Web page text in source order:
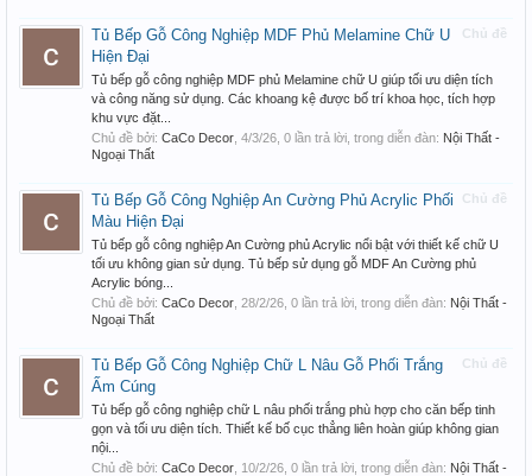
Chủ đề
Tủ Bếp Gỗ Công Nghiệp MDF Phủ Melamine Chữ U
Hiện Đại
Tủ bếp gỗ công nghiệp MDF phủ Melamine chữ U giúp tối ưu diện tích
và công năng sử dụng. Các khoang kệ được bố trí khoa học, tích hợp
khu vực đặt...
Chủ đề bởi: CaCo Decor 4/3/26 , 0 lần trả lời, trong diễn đàn: Nội Thất -
Ngoại Thất
Chủ đề
Tủ Bếp Gỗ Công Nghiệp An Cường Phủ Acrylic Phối
Màu Hiện Đại
Tủ bếp gỗ công nghiệp An Cường phủ Acrylic nổi bật với thiết kế chữ U
tối ưu không gian sử dụng. Tủ bếp sử dụng gỗ MDF An Cường phủ
Acrylic bóng...
Chủ đề bởi: CaCo Decor 28/2/26 , 0 lần trả lời, trong diễn đàn: Nội Thất -
Ngoại Thất
Chủ đề
Tủ Bếp Gỗ Công Nghiệp Chữ L Nâu Gỗ Phối Trắng
Ấm Cúng
Tủ bếp gỗ công nghiệp chữ L nâu phối trắng phù hợp cho căn bếp tinh
gọn và tối ưu diện tích. Thiết kế bố cục thẳng liên hoàn giúp không gian
nội...
Chủ đề bởi: CaCo Decor 10/2/26 , 0 lần trả lời, trong diễn đàn: Nội Thất -